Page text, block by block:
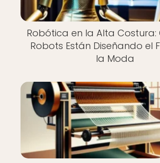
Robótica en la Alta Costura:
Robots Están Diseñando el
la Moda